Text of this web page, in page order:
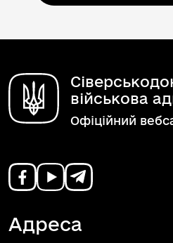
військова
Офіційний
Адреса